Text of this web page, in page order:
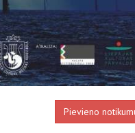
Pievieno